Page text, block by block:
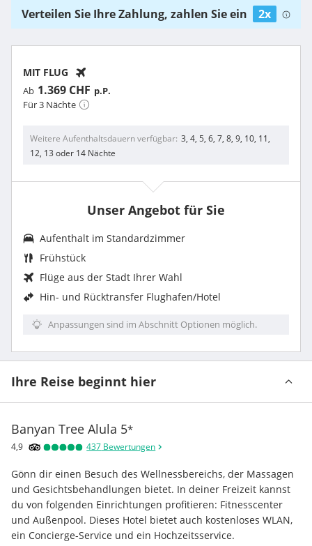
Verteilen Sie Ihre Zahlung, zahlen Sie ein 2x
MIT FLUG
Ab 1.369 CHF p.P.
Für 3 Nächte
Weitere Aufenthaltsdauern verfügbar 3, 4, 5, 6, 7, 8, 9, 10, 11,
12, 13 oder 14 Nächte
Unser Angebot für Sie
Aufenthalt im Standardzimmer
Frühstück
Flüge aus der Stadt Ihrer Wahl
Hin- und Rücktransfer Flughafen/Hotel
Anpassungen sind im Abschnitt Optionen möglich.
Ihre Reise beginnt hier
Banyan Tree Alula 5*
4,9 437 Bewertungen
Gönn dir einen Besuch des Wellnessbereichs, der Massagen
und Gesichtsbehandlungen bietet. In deiner Freizeit kannst
du von folgenden Einrichtungen profitieren: Fitnesscenter
und Außenpool. Dieses Hotel bietet auch kostenloses WLAN,
ein Concierge-Service und ein Hochzeitsservice.